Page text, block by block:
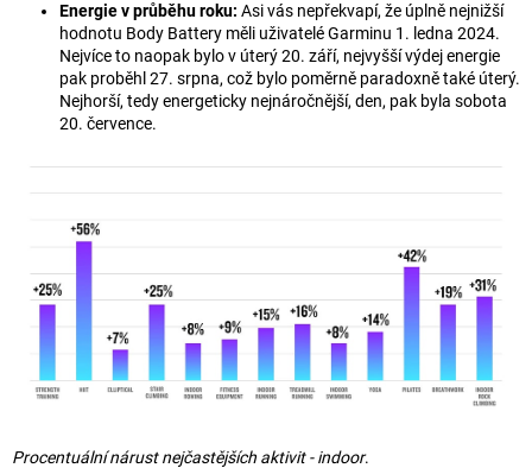
Energie v průběhu roku: Asi vás nepřekvapí, že úplně nejnižší
hodnotu Body Battery měli uživatelé Garminu 1. ledna 2024.
Nejvíce to naopak bylo v úterý 20. září, nejvyšší výdej energie
pak proběhl 27. srpna, což bylo poměrně paradoxně také úterý.
Nejhorší, tedy energeticky nejnáročnější, den, pak byla sobota
20. července.
Procentuální nárust nejčastějších aktivit - indoor.